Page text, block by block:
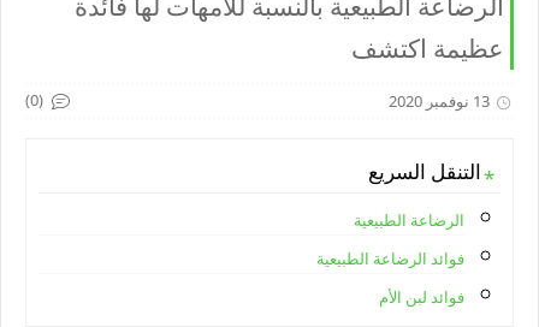
عظيمة اكتشف
13 نوفمبر 2020 (0)
التنقل السريع
الرضاعة الطبيعية
فوائد الرضاعة الطبيعية
فوائد لبن الأم